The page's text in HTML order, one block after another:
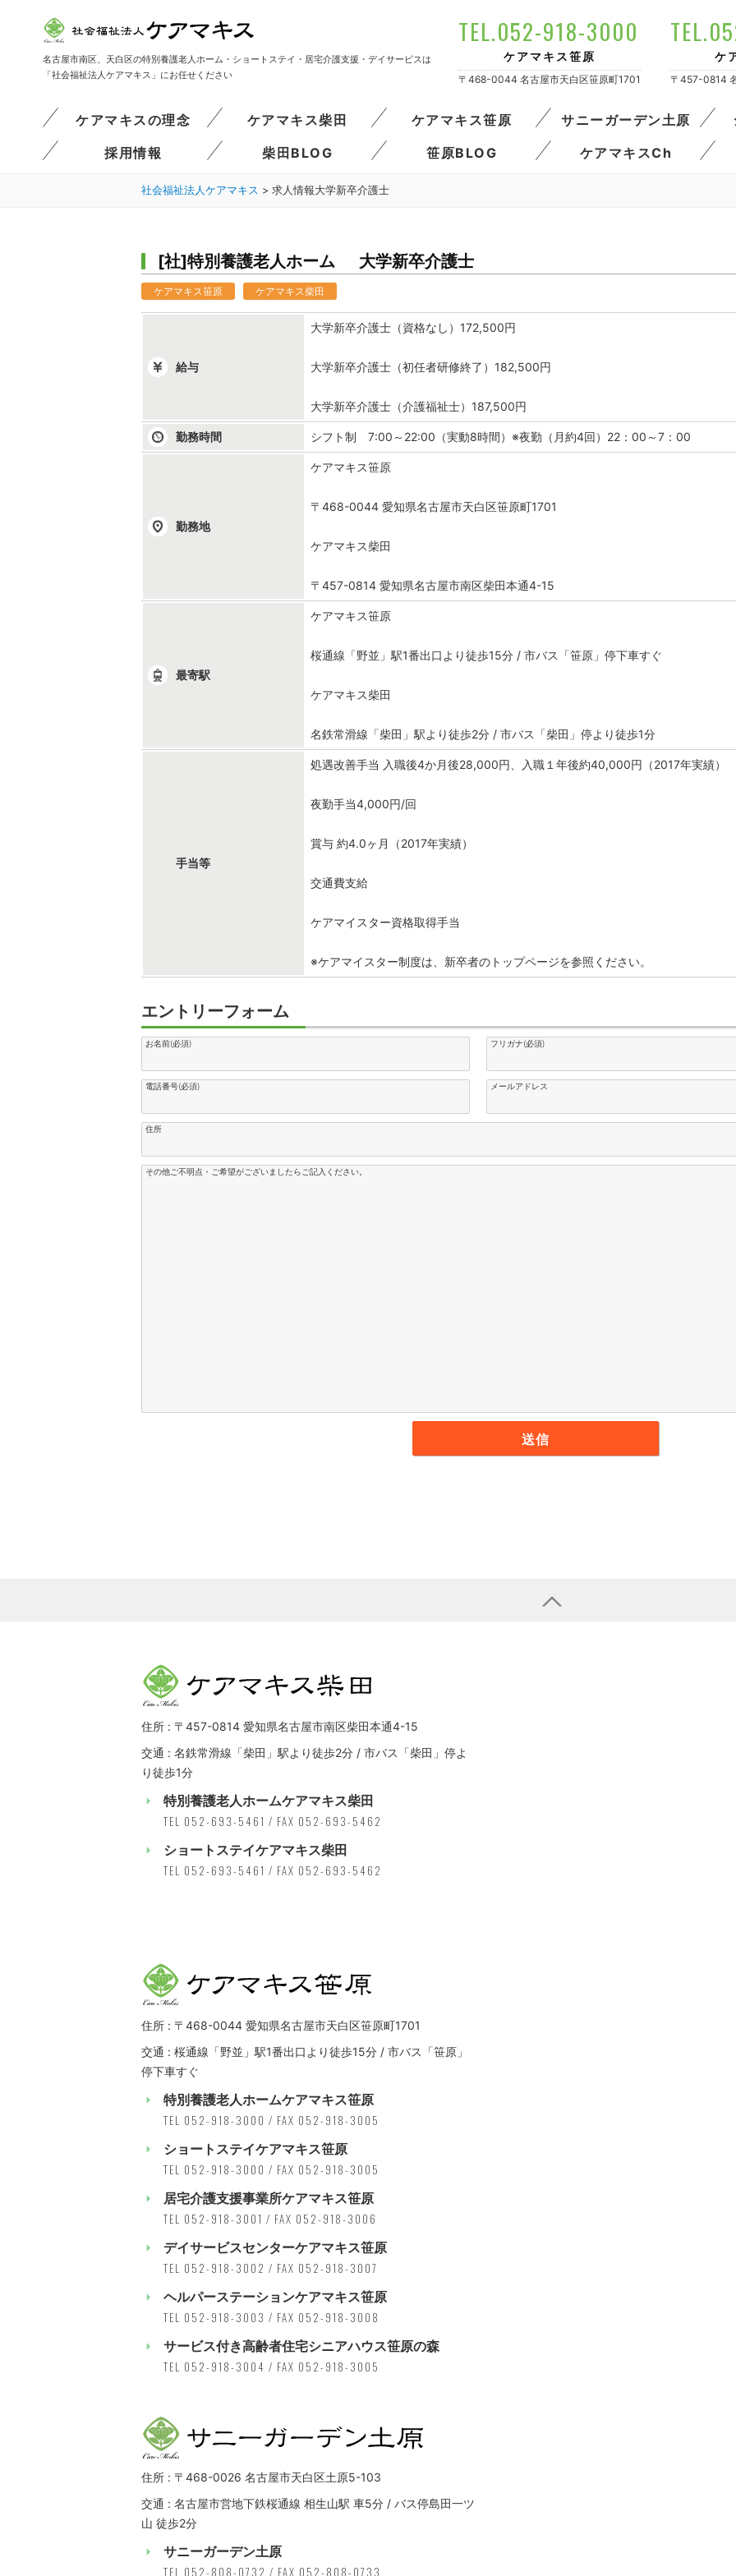
名古屋市南区、天白区の特別養護老人ホーム・ショートステイ・居宅介護支援・デイサービスは
「社会福祉法人ケアマキス」にお任せください
ケ
〒457-0814
TEL.052-918-3000
ケアマキス笹原
〒468-0044 名古屋市天白区笹原町1701
ケアマキスの理念 ケアマキス柴田 ケアマキス笹原 サニーガーデン土原
採用情報
柴田BLOG 笹原BLOG ケアマキスCh
社会福祉法人ケアマキス > 求人情報大学新卒介護士
[社]特別養護老人ホーム 大学新卒介護士
ケアマキス笹原 ケアマキス柴田
給与
大学新卒介護士（資格なし）172,500円
大学新卒介護士（初任者研修終了）182,500円
大学新卒介護士（介護福祉士）187,500円
勤務時間 シフト制 7:00～22:00（実動8時間）※夜勤（月約4回）22：00～7：00
勤務地
ケアマキス笹原
〒468-0044 愛知県名古屋市天白区笹原町1701
ケアマキス柴田
〒457-0814 愛知県名古屋市南区柴田本通4-15
最寄駅
ケアマキス笹原
桜通線「野並」駅1番出口より徒歩15分 / 市バス「笹原」停下車すぐ
ケアマキス柴田
名鉄常滑線「柴田」駅より徒歩2分 / 市バス「柴田」停より徒歩1分
手当等
処遇改善手当 入職後4か月後28,000円、入職１年後約40,000円（2017年実績）
夜勤手当4,000円/回
賞与 約4.0ヶ月（2017年実績）
交通費支給
ケアマイスター資格取得手当
※ケアマイスター制度は、新卒者のトップページを参照ください。
エントリーフォーム
お名前(必須) フリガナ(必須)
電話番号(必須) メールアドレス
住所
その他ご不明点・ご希望がございましたらご記入ください。
住所 : 〒457-0814 愛知県名古屋市南区柴田本通4-15
交通 : 名鉄常滑線「柴田」駅より徒歩2分 / 市バス「柴田」停よ
り徒歩1分
特別養護老人ホームケアマキス柴田
TEL 052-693-5461 / FAX 052-693-5462
ショートステイケアマキス柴田
TEL 052-693-5461 / FAX 052-693-5462
住所 : 〒468-0044 愛知県名古屋市天白区笹原町1701
交通 : 桜通線「野並」駅1番出口より徒歩15分 / 市バス「笹原」
停下車すぐ
特別養護老人ホームケアマキス笹原
TEL 052-918-3000 / FAX 052-918-3005
ショートステイケアマキス笹原
TEL 052-918-3000 / FAX 052-918-3005
居宅介護支援事業所ケアマキス笹原
TEL 052-918-3001 / FAX 052-918-3006
デイサービスセンターケアマキス笹原
TEL 052-918-3002 / FAX 052-918-3007
ヘルパーステーションケアマキス笹原
TEL 052-918-3003 / FAX 052-918-3008
サービス付き高齢者住宅シニアハウス笹原の森
TEL 052-918-3004 / FAX 052-918-3005
住所 : 〒468-0026 名古屋市天白区土原5-103
交通 : 名古屋市営地下鉄桜通線 相生山駅 車5分 / バス停島田一ツ
山 徒歩2分
サニーガーデン土原
TEL 052-808-0732 / FAX 052-808-0733